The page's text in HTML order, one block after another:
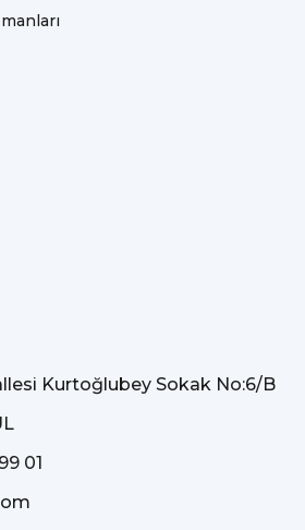
Kurtoğlubey Sokak No:6/B
01